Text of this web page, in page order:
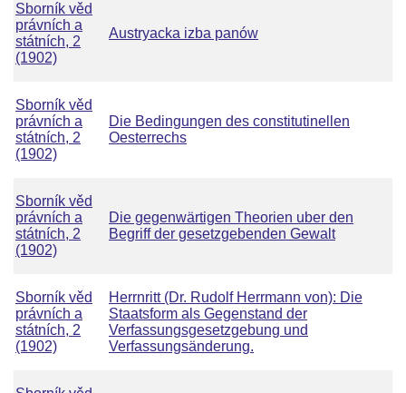
Sborník věd
právních a
státních, 2
(1902)
Austryacka izba panów
Sborník věd
právních a
státních, 2
(1902)
Die Bedingungen des constitutinellen
Oesterrechs
Sborník věd
právních a
státních, 2
(1902)
Die gegenwärtigen Theorien uber den
Begriff der gesetzgebenden Gewalt
Sborník věd
právních a
státních, 2
(1902)
Herrnritt (Dr. Rudolf Herrmann von): Die
Staatsform als Gegenstand der
Verfassungsgesetzgebung und
Verfassungsänderung.